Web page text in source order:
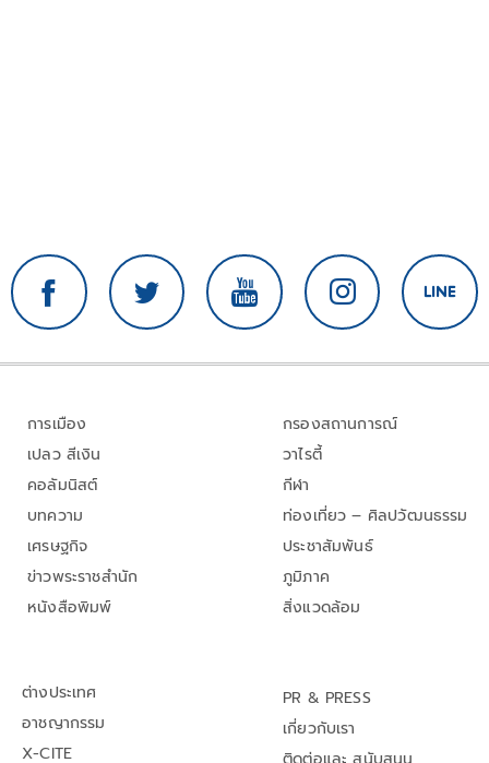
การเมือง
เปลว สีเงิน
คอลัมนิสต์
บทความ
เศรษฐกิจ
ข่าวพระราชสำนัก
หนังสือพิมพ์
กรองสถานการณ์
วาไรตี้
กีฬา
ท่องเที่ยว – ศิลปวัฒนธรรม
ประชาสัมพันธ์
ภูมิภาค
สิ่งแวดล้อม
ต่างประเทศ
อาชญากรรม
X-CITE
PR & PRESS
เกี่ยวกับเรา